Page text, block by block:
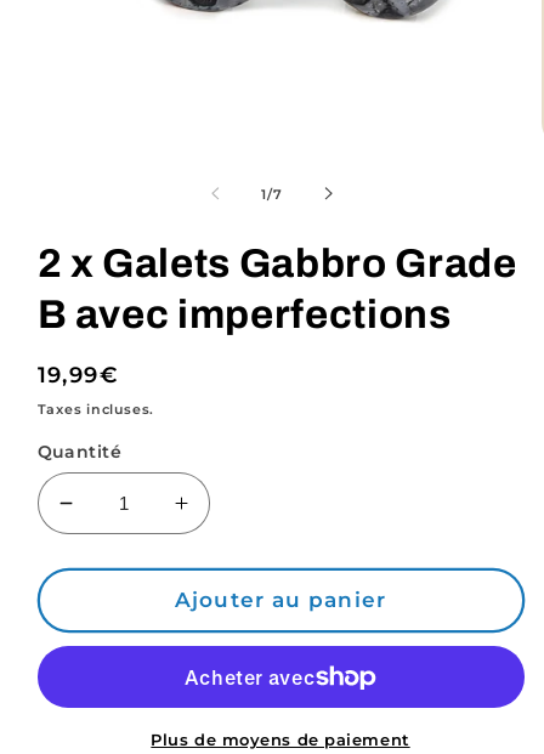
une
fenêtre
modale
1/de
7
2 x Galets Gabbro Grade
B avec imperfections
Prix
habituel
19,99€
Taxes incluses.
Quantité
Réduire
la
quantité
2
x
Gabbro
Augmenter
la
quantité
de
2
x
Galets
Gabbro
Grade
Ajouter au panier
Plus de moyens de paiement